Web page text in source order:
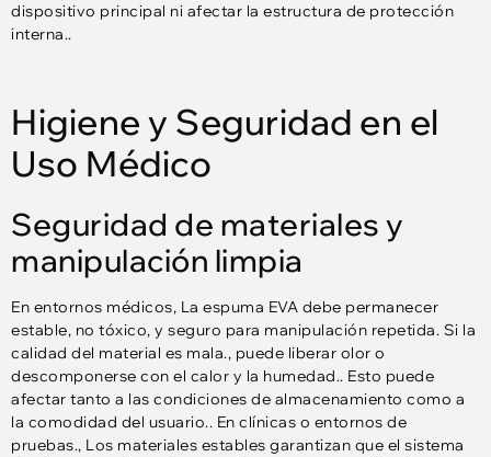
dispositivo principal ni afectar la estructura de protección
interna..
Higiene y Seguridad en el
Uso Médico
Seguridad de materiales y
manipulación limpia
En entornos médicos, La espuma EVA debe permanecer
estable, no tóxico, y seguro para manipulación repetida. Si la
calidad del material es mala., puede liberar olor o
descomponerse con el calor y la humedad.. Esto puede
afectar tanto a las condiciones de almacenamiento como a
la comodidad del usuario.. En clínicas o entornos de
pruebas., Los materiales estables garantizan que el sistema